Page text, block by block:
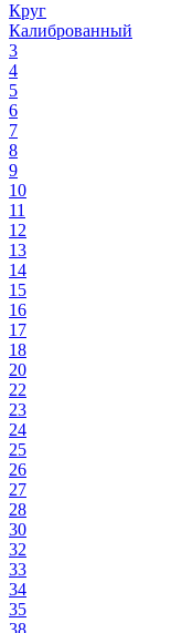
Круг
Калиброванный
3
4
5
6
7
8
9
10
11
12
13
14
15
16
17
18
20
22
23
24
25
26
27
28
30
32
33
34
35
38